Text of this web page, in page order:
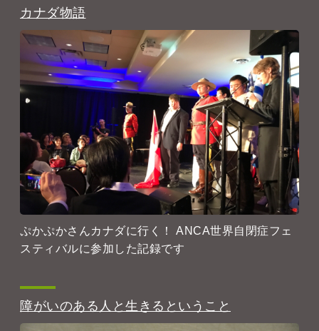
カナダ物語
ぷかぷかさんカナダに行く！ ANCA世界自閉症フェ
スティバルに参加した記録です
障がいのある人と生きるということ